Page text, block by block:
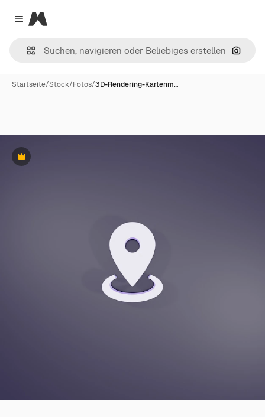
Close menu
Magnific
Nach
Startseite/Stock/Fotos/3D-Rendering-Kartenm…
Premium